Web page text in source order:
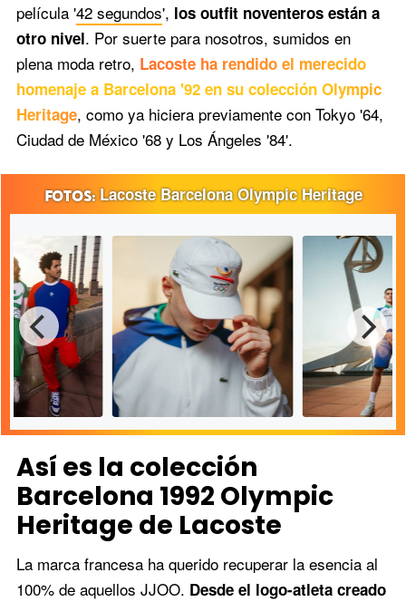
película '42 segundos', los outfit noventeros están a
otro nivel. Por suerte para nosotros, sumidos en
plena moda retro, Lacoste ha rendido el merecido
homenaje a Barcelona '92 en su colección Olympic
Heritage, como ya hiciera previamente con Tokyo '64,
Ciudad de México '68 y Los Ángeles '84'.
Lacoste Barcelona Olympic Heritage
Gorra blanca con el logo de
Barcelona '92
Polo y pantalón
Barcelona '92
principales de
Así es la colección
Barcelona 1992 Olympic
Heritage de Lacoste
La marca francesa ha querido recuperar la esencia al
100% de aquellos JJOO. Desde el logo-atleta creado